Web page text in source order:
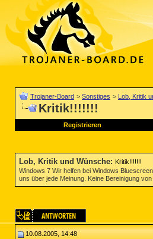
Trojaner-Board > Sonstiges > Lob, Kritik
Kritik!!!!!!!
Registrieren
Lob, Kritik und Wünsche: Kritik!!!!!!!
Windows 7 Wir helfen bei Windows
uns über jede Meinung. Keine Bereinigung
10.08.2005, 14:48